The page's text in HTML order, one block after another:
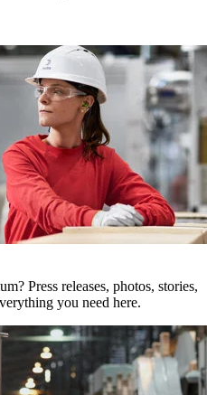
Press releases, photos, stories,
you need here.